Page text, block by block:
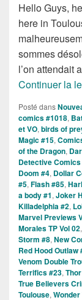
Hello Guys,
here in
sommes
l’on attendait
Continuer la
Posté dans
comics #1018,
et VO, birds of
Magic #15,
of the Dragon,
Detective
Doom #4, Dollar
#5, Flash #85,
a body #1, Joker
Killadelphia #2,
Marvel Previews
Morales TP Vol 02,
Storm #8, New
Red Hood Outlaw
Venom Double
Terrifics #23,
True Believers
Toulouse,